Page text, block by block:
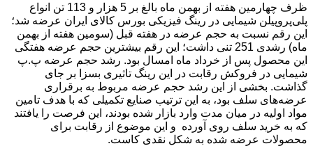
ظرف چهارمین هفته از بهمن ماه بالغ بر 5 هزار و 113 تن انواع
پلی‌پروپیلن شیمایی در رینگ فیزیکی بورس کالای ایران عرضه شد؛
این رقم نسبت به حجم عرضه در هفته قبل (سومین هفته از بهمن
ماه) رشدی 251 تنی داشت؛ این رقم بیشترین حجم عرضه هفتگی
این محصول پس از خرداد ماه امسال بود. رشد حجم عرضه پ.پ
شیمایی در فروکش رقابت در این رینگ تاثیری بسزا بر جای
گذاشت. بخشی از این رشد حجم عرضه مربوط به برقراری
عرضه‌های سلف بود، به این ترتیب صنایع تکمیلی که با هدف تامین
مواد اولیه در میان مدت وارد بازار شده بودند، این فرصت را یافتند
که به خرید سلف روی آورده و این موضوع از رقابت برای
محصولات عرضه شده به شکل نقدی کاست.